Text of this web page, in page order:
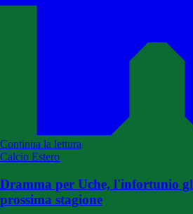
Continua la lettura
Calcio Estero
Dramma per Uche, l'infortunio
prossima stagione